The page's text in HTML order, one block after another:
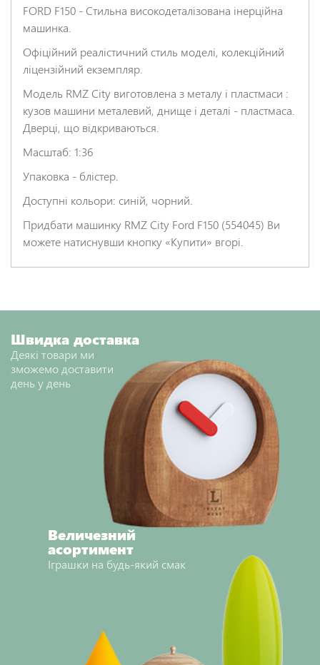
FORD F150 - Стильна високодеталізована інерційна
машинка.
Офіційний реалістичний стиль моделі, колекційний
ліцензійний екземпляр.
Модель RMZ City виготовлена з металу і пластмаси :
кузов машини металевий, днище і деталі - пластмаса.
Дверці, що відкриваються.
Масштаб: 1:36
Упаковка - блістер.
Доступні кольори: синій, чорний.
Придбати машинку RMZ City Ford F150 (554045) Ви
можете натиснувши кнопку «Купити» вгорі.
Швидка доставка
Деякі товари ми
зможемо доставити
день у день
Величезний
асортимент
Іграшки на будь-який смак